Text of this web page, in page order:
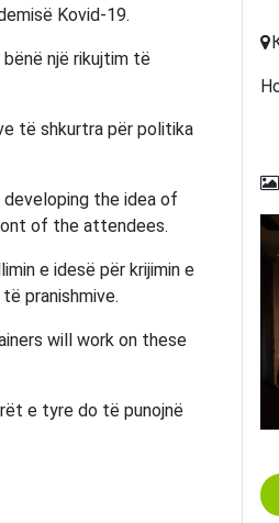
Kovid-19.
bënë një rikujtim të
të shkurtra për politika
the idea of
of the attendees.
e idesë për krijimin e
pranishmive.
will work on these
e tyre do të punojnë